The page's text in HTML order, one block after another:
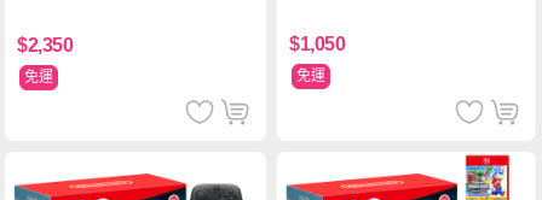
$2,350
免運
$1,050
免運